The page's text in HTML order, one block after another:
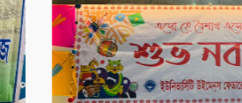
বাংলা নববর্ষ ১৪৩২